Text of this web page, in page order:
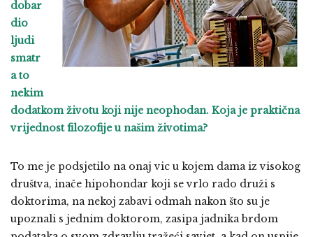
dobar
dio
ljudi
smatr
a to
nekim
dodatkom životu koji nije neophodan. Koja je praktična
vrijednost filozofije u našim životima?
To me je podsjetilo na onaj vic u kojem dama iz visokog
društva, inače hipohondar koji se vrlo rado druži s
doktorima, na nekoj zabavi odmah nakon što su je
upoznali s jednim doktorom, zasipa jadnika brdom